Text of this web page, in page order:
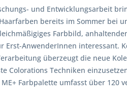
und Entwicklungsarbeit
bereits im Sommer bei
Farbbild,
Erst-AnwenderInnen interessant.
überzeugt die neue
Colorations Techniken
Farbpalette umfasst über 120